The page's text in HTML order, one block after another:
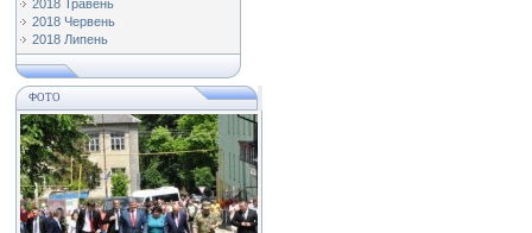
2018 Травень
2018 Червень
2018 Липень
ФОТО